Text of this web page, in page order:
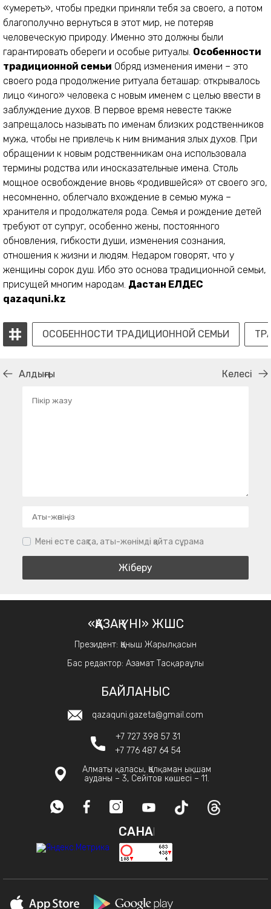
«умереть», чтобы предки приняли тебя за своего, а потом
благополучно вернуться в этот мир, не потеряв
человеческую природу. Именно это должны были
гарантировать обереги и особые ритуалы. Особенности
традиционной семьи Обряд изменения имени – это
своего рода продолжение ритуала беташар: открывалось
лицо «иного» человека с новым именем с целью ввести в
заблуждение духов. В первое время невесте также
запрещалось называть по именам близких родственников
мужа, чтобы не привлечь к ним внимания злых духов. При
обращении к новым родственникам она использовала
термины родства или иносказательные имена. Столь
мощное освобождение вновь «родившейся» от своего эго,
несомненно, облегчало вхождение в семью мужа –
хранителя и продолжателя рода. Семья и рождение детей
требуют от супруг, особенно жены, постоянного
обновления, гибкости души, изменения сознания,
отношения к жизни и людям. Недаром говорят, что у
женщины сорок душ. Ибо это основа традиционной семьи,
присущей многим народам. Дастан ЕЛДЕС
qazaquni.kz
ОСОБЕННОСТИ ТРАДИЦИОННОЙ СЕМЬИ
Алдыңғы Келесі
Мені есте сақта, аты-жөнімді қайта сұрама
«ҚАЗАҚ ҮНІ» ЖШС
Президент: Қаныш Жарылқасын
Бас редактор: Азамат Тасқараұлы
БАЙЛАНЫС
qazaquni.gazeta@gmail.com
+7 727 398 57 31
+7 776 487 64 54
Алматы қаласы, Қалқаман ықшам
ауданы – 3, Сейітов көшесі – 11.
САНАҚ